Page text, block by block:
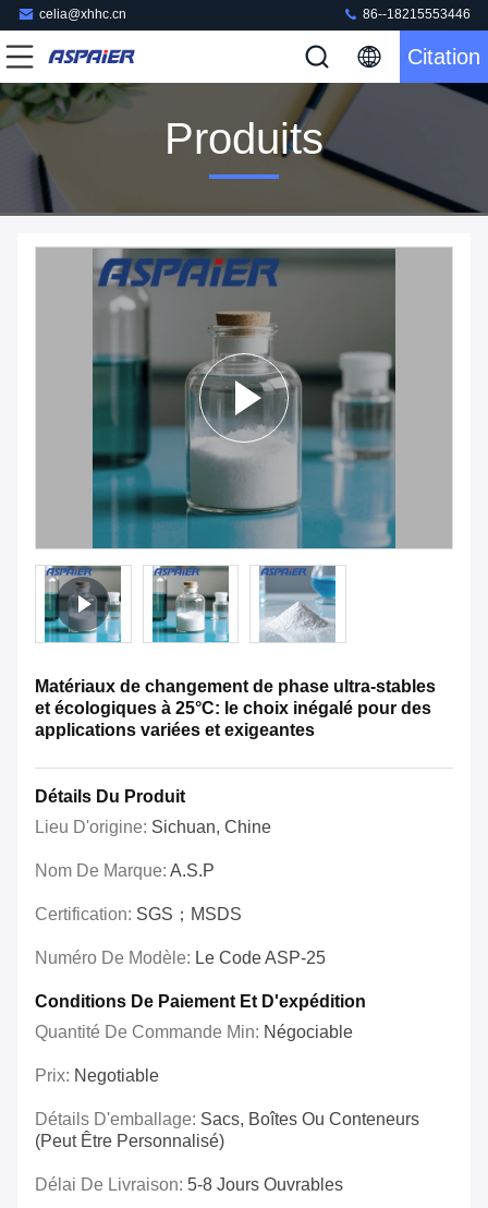
celia@xhhc.cn 86--18215553446
Citation
Produits
Matériaux de changement de phase ultra-stables
et écologiques à 25°C: le choix inégalé pour des
applications variées et exigeantes
Détails Du Produit
Lieu D'origine: Sichuan, Chine
Nom De Marque: A.S.P
Certification: SGS；MSDS
Numéro De Modèle: Le Code ASP-25
Conditions De Paiement Et D'expédition
Quantité De Commande Min: Négociable
Prix: Negotiable
Détails D'emballage: Sacs, Boîtes Ou Conteneurs
(peut Être Personnalisé)
Délai De Livraison: 5-8 Jours Ouvrables